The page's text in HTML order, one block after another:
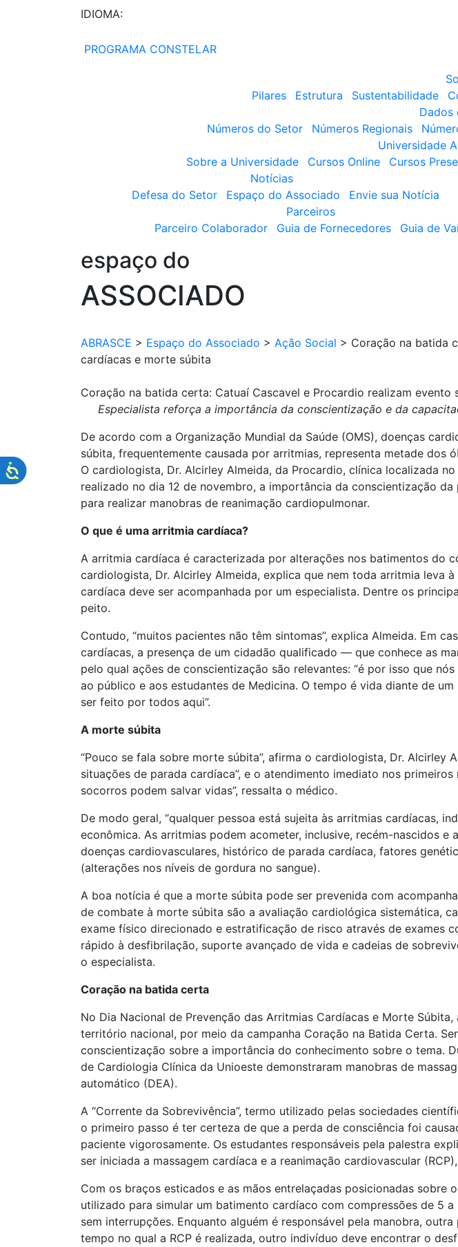
IDIOMA:
PROGRAMA CONSTELAR
Pilares
Estrutura Sustentabilidade
Dados
Números do Setor
Números Regionais
Universidade
Sobre a Universidade
Cursos Online Cursos
Notícias
Defesa do Setor
Espaço do Associado Envie sua Notícia
Parceiros
Parceiro Colaborador
Guia de Fornecedores Guia de
espaço do
ASSOCIADO
ABRASCE > Espaço do Associado > Ação Social > Coração na batida
cardíacas e morte súbita
Coração na batida certa: Catuaí Cascavel e Procardio realizam
Especialista reforça a importância da conscientização e da
De acordo com a Organização Mundial da Saúde (OMS), doenças
súbita, frequentemente causada por arritmias, representa metade
O cardiologista, Dr. Alcirley Almeida, da Procardio, clínica localizada
realizado no dia 12 de novembro, a importância da conscientização
para realizar manobras de reanimação cardiopulmonar.
O que é uma arritmia cardíaca?
A arritmia cardíaca é caracterizada por alterações nos batimentos do
cardiologista, Dr. Alcirley Almeida, explica que nem toda arritmia leva
cardíaca deve ser acompanhada por um especialista. Dentre os
peito.
Contudo, “muitos pacientes não têm sintomas”, explica Almeida. Em
cardíacas, a presença de um cidadão qualificado — que conhece as
pelo qual ações de conscientização são relevantes: “é por isso que
ao público e aos estudantes de Medicina. O tempo é vida diante de
ser feito por todos aqui”.
A morte súbita
“Pouco se fala sobre morte súbita”, afirma o cardiologista, Dr. Alcirley
situações de parada cardíaca”, e o atendimento imediato nos
socorros podem salvar vidas”, ressalta o médico.
De modo geral, “qualquer pessoa está sujeita às arritmias cardíacas,
econômica. As arritmias podem acometer, inclusive, recém-nascidos
doenças cardiovasculares, histórico de parada cardíaca, fatores
(alterações nos níveis de gordura no sangue).
A boa notícia é que a morte súbita pode ser prevenida com
de combate à morte súbita são a avaliação cardiológica sistemática,
exame físico direcionado e estratificação de risco através de exames
rápido à desfibrilação, suporte avançado de vida e cadeias de
o especialista.
Coração na batida certa
No Dia Nacional de Prevenção das Arritmias Cardíacas e Morte
território nacional, por meio da campanha Coração na Batida Certa.
conscientização sobre a importância do conhecimento sobre o tema.
de Cardiologia Clínica da Unioeste demonstraram manobras de
automático (DEA).
A “Corrente da Sobrevivência”, termo utilizado pelas sociedades
o primeiro passo é ter certeza de que a perda de consciência foi
paciente vigorosamente. Os estudantes responsáveis pela palestra
ser iniciada a massagem cardíaca e a reanimação cardiovascular
Com os braços esticados e as mãos entrelaçadas posicionadas
utilizado para simular um batimento cardíaco com compressões de 5
sem interrupções. Enquanto alguém é responsável pela manobra,
tempo no qual a RCP é realizada, outro indivíduo deve encontrar o